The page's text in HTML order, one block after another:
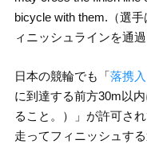
bicycle with them.（選
ィニッシュラインを通
日本の競輪でも「落携入
に到達する前方30m以
ること。）」が許可さ
走ってフィニッシュす